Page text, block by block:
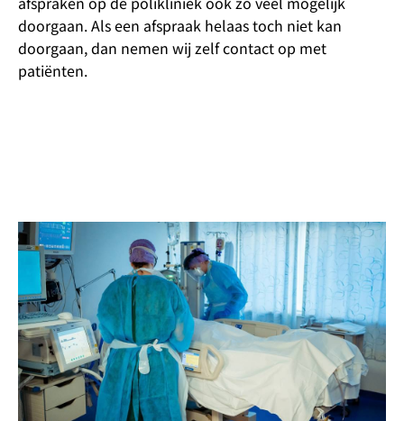
doorgaan. Als een afspraak helaas toch niet kan
doorgaan, dan nemen wij zelf contact op met
patiënten.